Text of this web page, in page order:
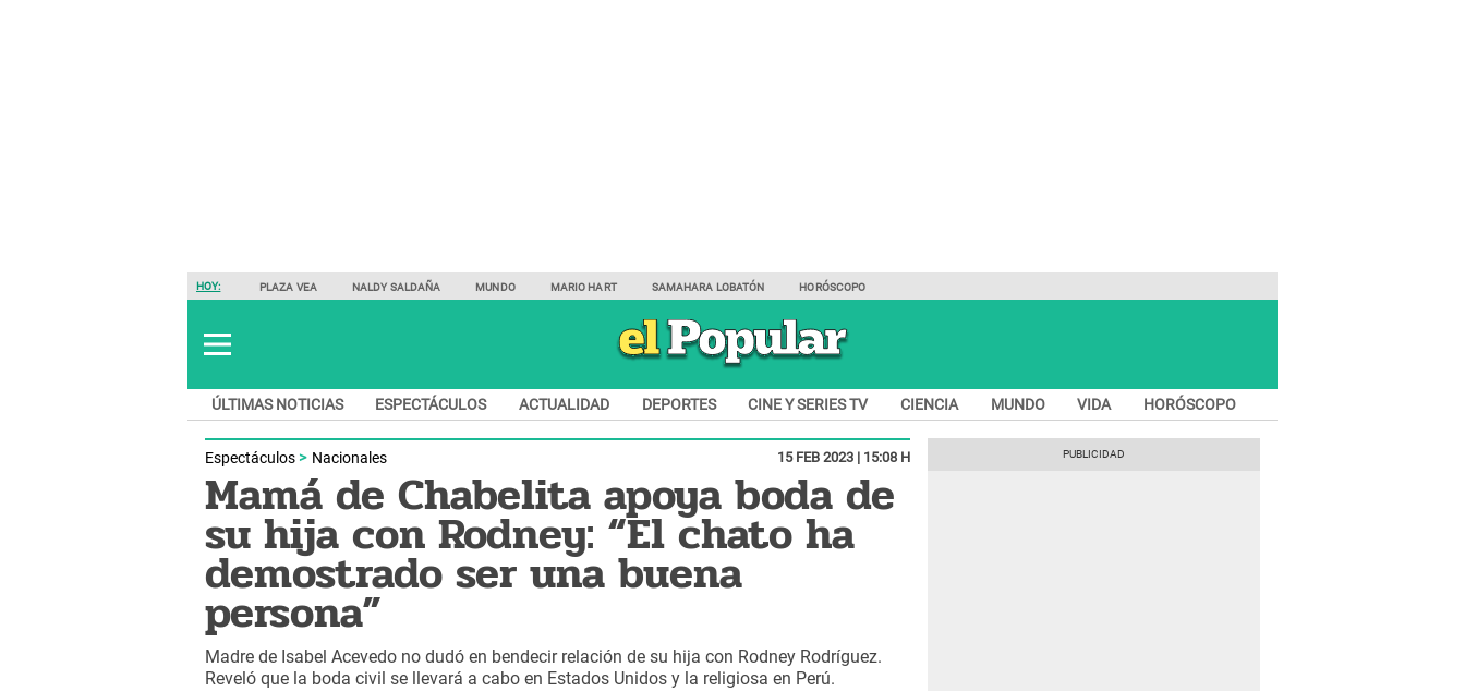
HOY: PLAZA VEA NALDY SALDAÑA MUNDO MARIO HART SAMAHARA LOBATÓN HORÓSCOPO
ÚLTIMAS NOTICIAS ESPECTÁCULOS ACTUALIDAD DEPORTES CINE Y SERIES TV CIENCIA MUNDO VIDA HORÓSCOPO
Espectáculos Nacionales 15 FEB 2023 | 15:08 H
Mamá de Chabelita apoya boda de
su hija con Rodney: “El chato ha
demostrado ser una buena
persona”
Madre de Isabel Acevedo no dudó en bendecir relación de su hija con Rodney Rodríguez.
Reveló que la boda civil se llevará a cabo en Estados Unidos y la religiosa en Perú.